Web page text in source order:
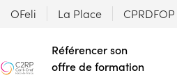
OFeli La Place CPRDFOP
Référencer son
offre de formation